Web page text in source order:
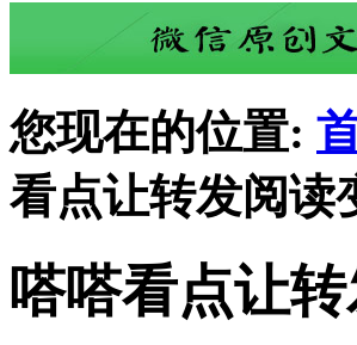
您现在的位置:
看点让转发阅读
嗒嗒看点让